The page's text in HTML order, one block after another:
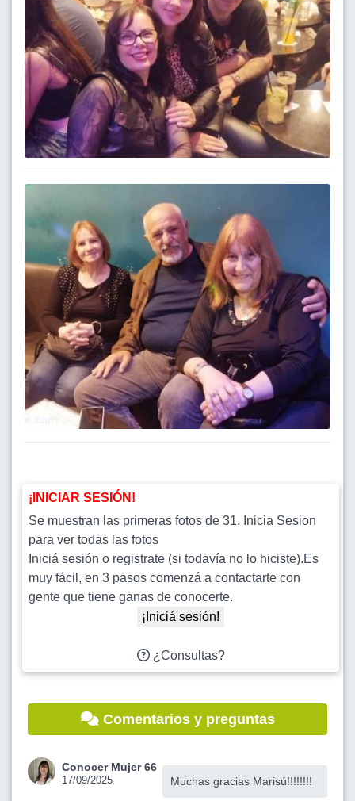
¡INICIAR SESIÓN!
Se muestran las primeras fotos de 31. Inicia Sesion
para ver todas las fotos
Iniciá sesión o registrate (si todavía no lo hiciste).Es
muy fácil, en 3 pasos comenzá a contactarte con
gente que tiene ganas de conocerte.
¡Iniciá sesión!
¿Consultas?
Comentarios y preguntas
Conocer Mujer 66
17/09/2025 Muchas gracias Marisú!!!!!!!!